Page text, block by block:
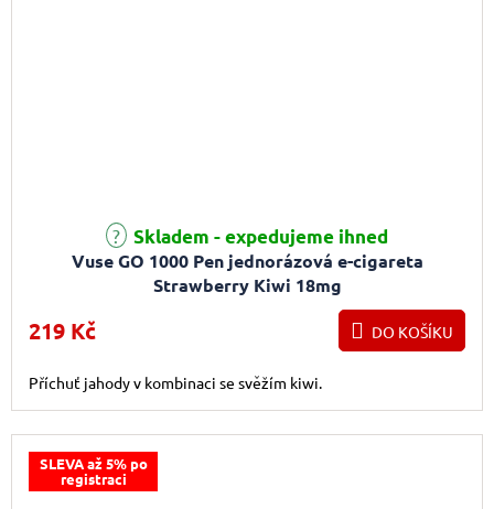
Vuse GO 1000 Pen jednorázová e-cigareta
Strawberry Kiwi 18mg
Průměrné hodnocení produktu je 4,0 z 5 hvězdiček.
Skladem - expedujeme ihned
219 Kč DO KOŠÍKU
Příchuť jahody v kombinaci se svěžím kiwi.
SLEVA až 5% po
registraci